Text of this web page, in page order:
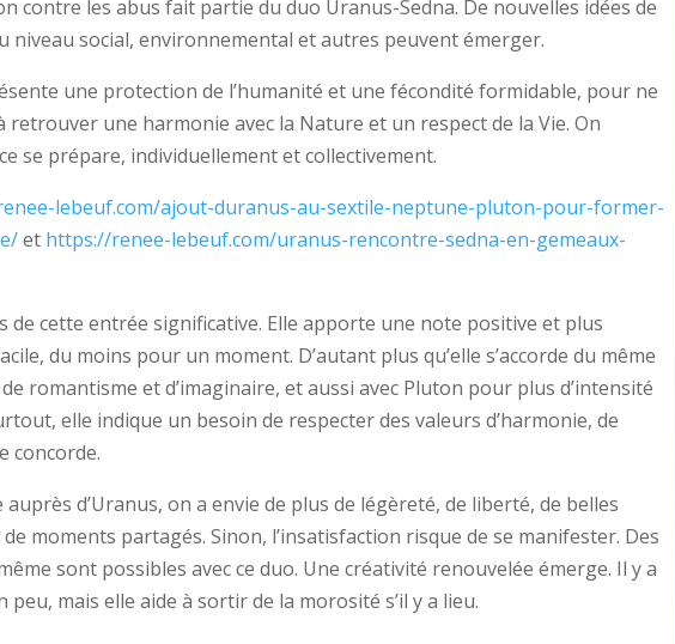
contre les abus fait partie du duo Uranus-Sedna. De nouvelles idées de
niveau social, environnemental et autres peuvent émerger.
une protection de l’humanité et une fécondité formidable, pour ne
retrouver une harmonie avec la Nature et un respect de la Vie. On
se prépare, individuellement et collectivement.
lebeuf.com/ajout-duranus-au-sextile-neptune-pluton-pour-former-
et https://renee-lebeuf.com/uranus-rencontre-sedna-en-gemeaux-
de cette entrée significative. Elle apporte une note positive et plus
du moins pour un moment. D’autant plus qu’elle s’accorde du même
romantisme et d’imaginaire, et aussi avec Pluton pour plus d’intensité
elle indique un besoin de respecter des valeurs d’harmonie, de
concorde.
d’Uranus, on a envie de plus de légèreté, de liberté, de belles
moments partagés. Sinon, l’insatisfaction risque de se manifester. Des
sont possibles avec ce duo. Une créativité renouvelée émerge. Il y a
mais elle aide à sortir de la morosité s’il y a lieu.